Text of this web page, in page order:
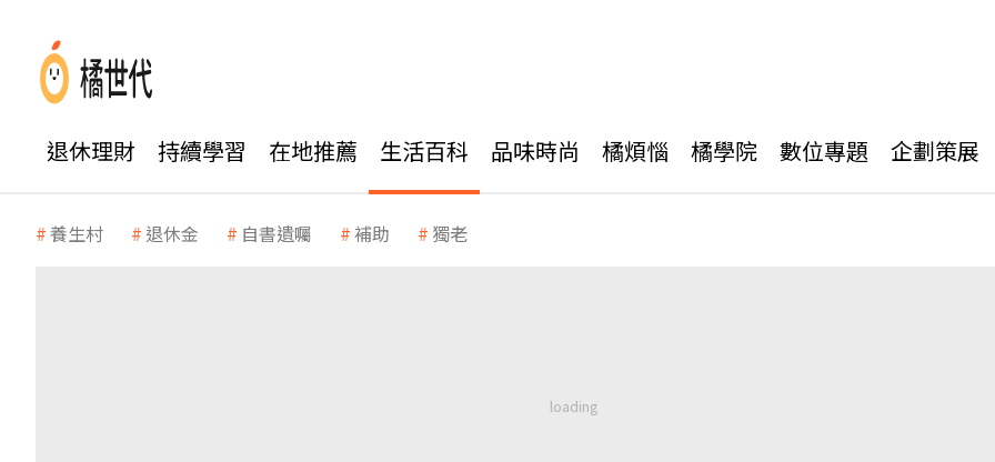
退休理財 持續學習 在地推薦 生活百科 品味時尚 橘煩惱 橘學院 數位專題 企劃策展
養生村 退休金 自書遺囑 補助 獨老